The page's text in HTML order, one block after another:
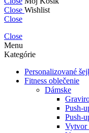
Close Wishlist
Close
Close
Menu
Kategórie
Personalizované
Fitness oblečenie
Dámske
Push-
Push-
Vytvor